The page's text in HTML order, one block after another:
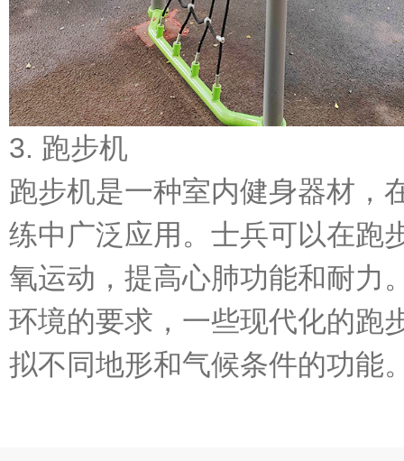
3. 跑步机
跑步机是一种室内健身器材，
练中广泛应用。士兵可以在跑
氧运动，提高心肺功能和耐力
环境的要求，一些现代化的跑
拟不同地形和气候条件的功能